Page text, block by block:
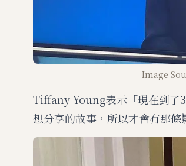
Image
Tiffany Young表示「現在到了
想分享的故事，所以才會有那條